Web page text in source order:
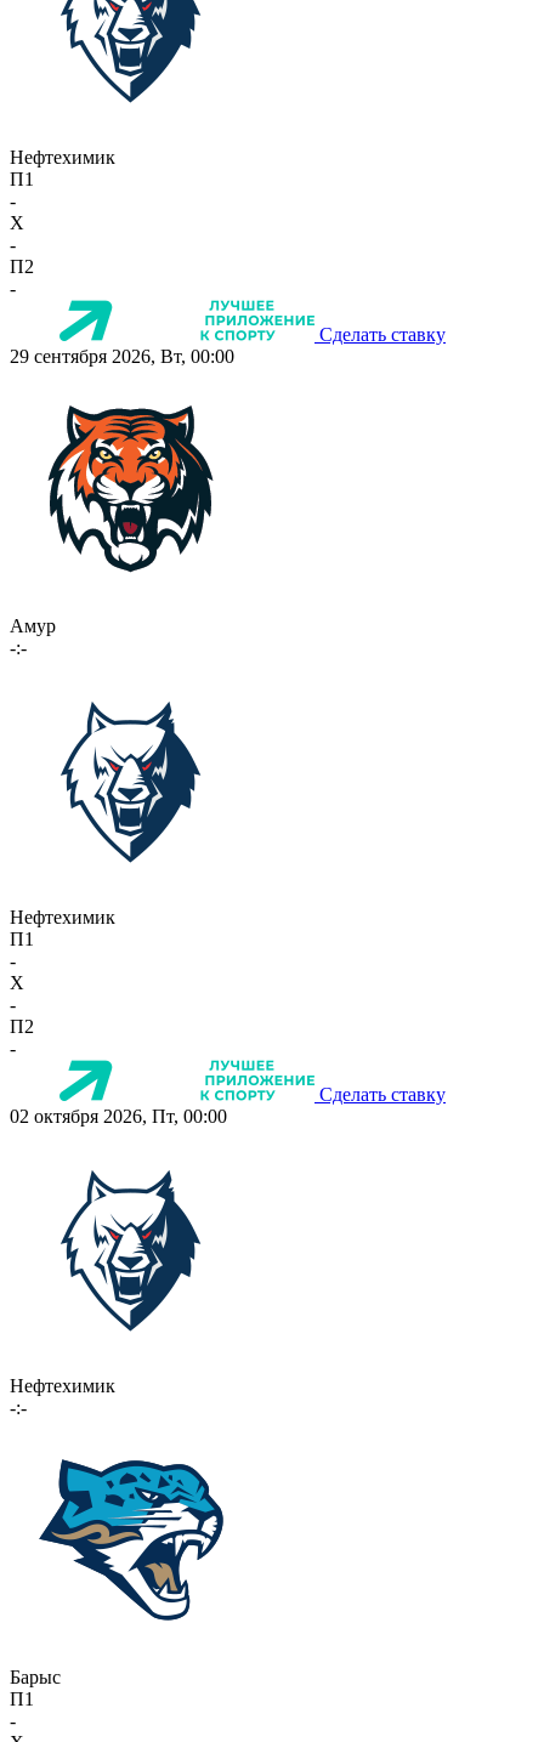
Нефтехимик
П1
-
X
-
П2
-
Сделать ставку
29 сентября 2026, Вт, 00:00
Амур
-:-
Нефтехимик
П1
-
X
-
П2
-
Сделать ставку
02 октября 2026, Пт, 00:00
Нефтехимик
-:-
Барыс
П1
-